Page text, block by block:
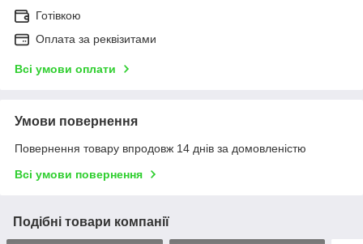
Готівкою
Оплата за реквізитами
Всі умови оплати
Умови повернення
Повернення товару впродовж 14 днів за домовленістю
Всі умови повернення
Подібні товари компанії